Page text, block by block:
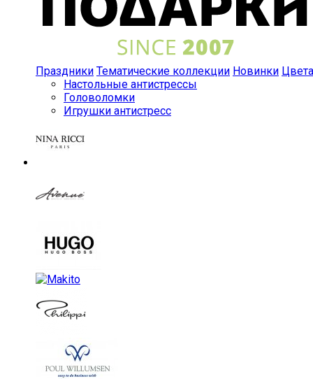
Праздники Тематические коллекции Новинки Цвета
Настольные антистрессы
Головоломки
Игрушки антистресс